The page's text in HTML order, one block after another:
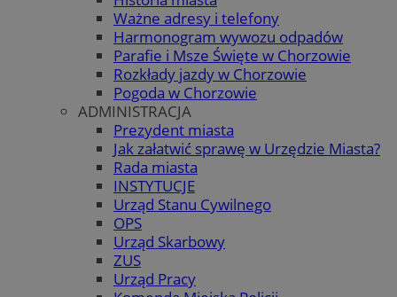
Ważne adresy i telefony
Harmonogram wywozu odpadów
Parafie i Msze Święte w Chorzowie
Rozkłady jazdy w Chorzowie
Pogoda w Chorzowie
ADMINISTRACJA
Prezydent miasta
Jak załatwić sprawę w Urzędzie Miasta?
Rada miasta
INSTYTUCJE
Urząd Stanu Cywilnego
OPS
Urząd Skarbowy
ZUS
Urząd Pracy